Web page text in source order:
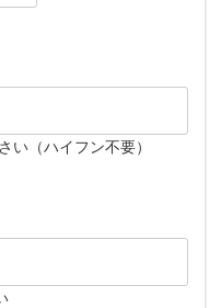
い（ハイフン不要）